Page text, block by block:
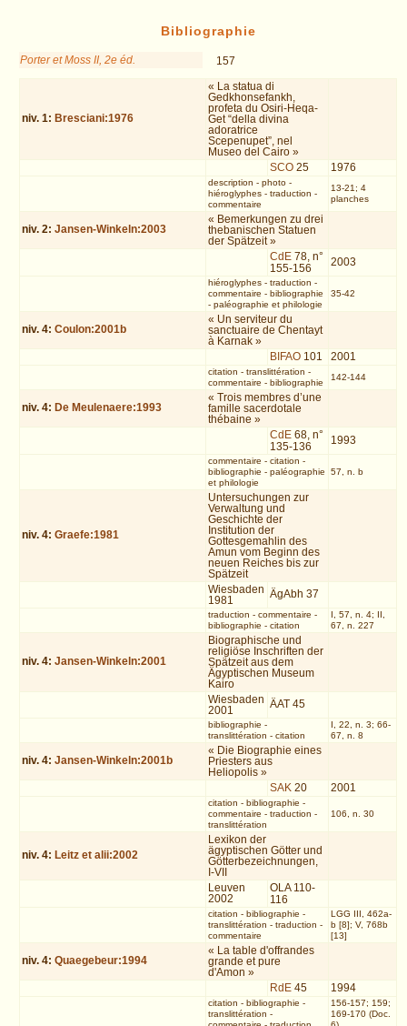
Bibliographie
Porter et Moss II, 2e éd. 157
niv. 1: Bresciani:1976
« La statua di
Gedkhonsefankh,
profeta du Osiri-Heqa-
Get “della divina
adoratrice
Scepenupet”, nel
Museo del Cairo »
SCO 25 1976
description - photo-
hiéroglyphes- traduction -
commentaire
13-21; 4
planches
niv. 2:Jansen-Winkeln:2003
« Bemerkungen zu drei
thebanischen Statuen
der Spätzeit »
CdE 78, n°
155-156
2003
hiéroglyphes- traduction -
commentaire - bibliographie
- paléographie et philologie
35-42
niv. 4:Coulon:2001b
« Un serviteur du
sanctuaire de Chentayt
à Karnak »
BIFAO 101 2001
citation - translittération -
commentaire - bibliographie
142-144
niv. 4: De Meulenaere:1993
« Trois membres d’une
famille sacerdotale
thébaine »
CdE 68, n°
135-136
1993
commentaire - citation -
bibliographie - paléographie
et philologie
57, n. b
niv. 4:Graefe:1981
Untersuchungen zur
Verwaltung und
Geschichte der
Institution der
Gottesgemahlin des
Amun vom Beginn des
neuen Reiches bis zur
Spätzeit
Wiesbaden
1981
ÄgAbh 37
traduction - commentaire -
bibliographie - citation
I, 57, n. 4; II,
67, n. 227
niv. 4:Jansen-Winkeln:2001
Biographische und
religiöse Inschriften der
Spätzeit aus dem
Ägyptischen Museum
Kairo
Wiesbaden
2001
ÄAT 45
bibliographie -
translittération - citation
I, 22, n. 3; 66-
67, n. 8
niv. 4:Jansen-Winkeln:2001b
« Die Biographie eines
Priesters aus
Heliopolis »
SAK 20 2001
citation - bibliographie -
commentaire - traduction -
translittération
106, n. 30
niv. 4: Leitz et alii:2002
Lexikon der
ägyptischen Götter und
Götterbezeichnungen,
I-VII
Leuven
2002
OLA 110-
116
citation - bibliographie -
translittération - traduction -
commentaire
LGG III, 462a-
b [8]; V, 768b
[13]
niv. 4:Quaegebeur:1994
« La table d'offrandes
grande et pure
d'Amon »
RdE 45 1994
citation - bibliographie -
translittération -
156-157; 159;
169-170 (Doc.